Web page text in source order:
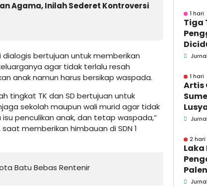
Agama, Inilah Sederet Kontroversi
bertujuan untuk memberikan
agar tidak terlalu resah
anak namun harus bersikap waspada.
tingkat TK dan SD bertujuan untuk
sekolah maupun wali murid agar tidak
penculikan anak, dan tetap waspada,”
memberikan himbauan di SDN 1
Batu Bebas Rentenir
1 hari
Tiga
dan
1 hari
Artis
2
Laka